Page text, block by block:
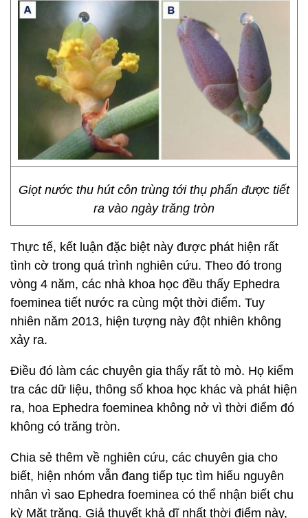
Giọt nước thu hút côn trùng tới thụ phấn được tiết
ra vào ngày trăng tròn
Thực tế, kết luận đặc biệt này được phát hiện rất
tình cờ trong quá trình nghiên cứu. Theo đó trong
vòng 4 năm, các nhà khoa học đều thấy Ephedra
foeminea tiết nước ra cùng một thời điểm. Tuy
nhiên năm 2013, hiện tượng này đột nhiên không
xảy ra.
Điều đó làm các chuyên gia thấy rất tò mò. Họ kiểm
tra các dữ liệu, thông số khoa học khác và phát hiện
ra, hoa Ephedra foeminea không nở vì thời điểm đó
không có trăng tròn.
Chia sẻ thêm về nghiên cứu, các chuyên gia cho
biết, hiện nhóm vẫn đang tiếp tục tìm hiểu nguyên
nhân vì sao Ephedra foeminea có thể nhận biết chu
kỳ Mặt trăng. Giả thuyết khả dĩ nhất thời điểm này,